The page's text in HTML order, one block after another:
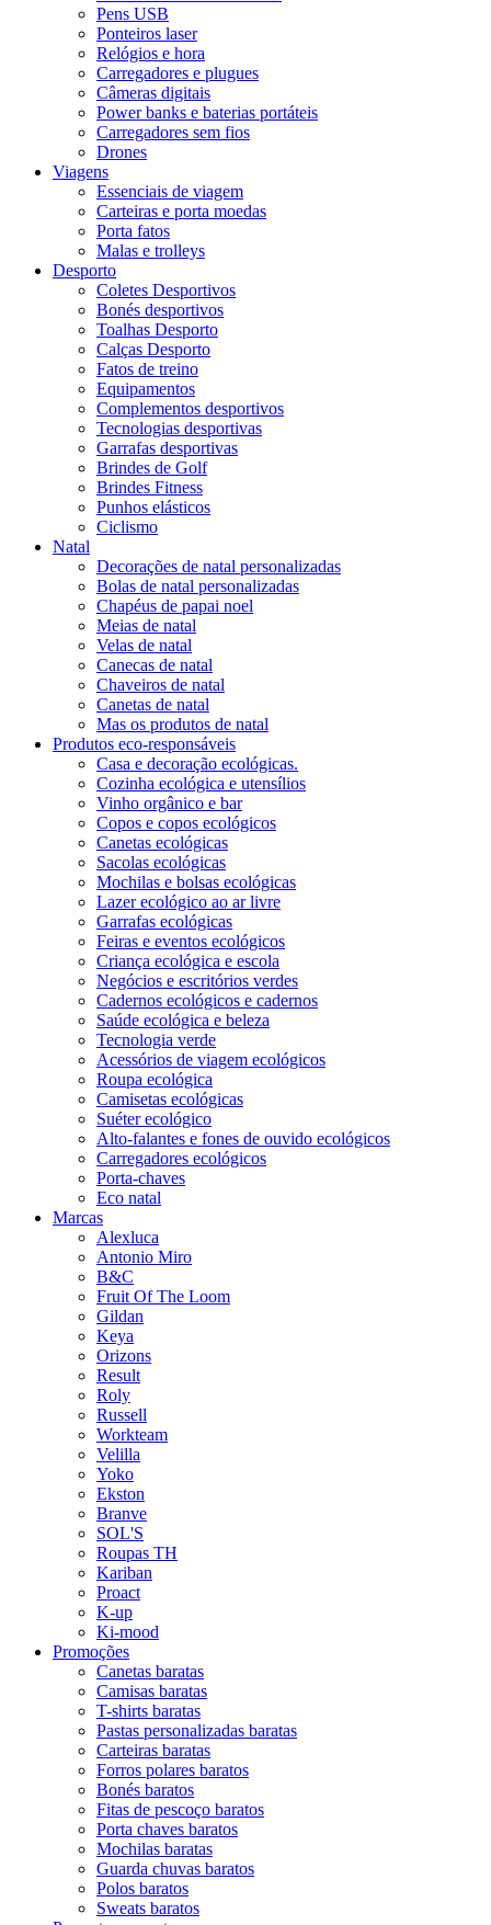
Pens USB
Ponteiros laser
Relógios e hora
Carregadores e plugues
Câmeras digitais
Power banks e baterias portáteis
Carregadores sem fios
Drones
Viagens
Essenciais de viagem
Carteiras e porta moedas
Porta fatos
Malas e trolleys
Desporto
Coletes Desportivos
Bonés desportivos
Toalhas Desporto
Calças Desporto
Fatos de treino
Equipamentos
Complementos desportivos
Tecnologias desportivas
Garrafas desportivas
Brindes de Golf
Brindes Fitness
Punhos elásticos
Ciclismo
Natal
Decorações de natal personalizadas
Bolas de natal personalizadas
Chapéus de papai noel
Meias de natal
Velas de natal
Canecas de natal
Chaveiros de natal
Canetas de natal
Mas os produtos de natal
Produtos eco-responsáveis
Casa e decoração ecológicas.
Cozinha ecológica e utensílios
Vinho orgânico e bar
Copos e copos ecológicos
Canetas ecológicas
Sacolas ecológicas
Mochilas e bolsas ecológicas
Lazer ecológico ao ar livre
Garrafas ecológicas
Feiras e eventos ecológicos
Criança ecológica e escola
Negócios e escritórios verdes
Cadernos ecológicos e cadernos
Saúde ecológica e beleza
Tecnologia verde
Acessórios de viagem ecológicos
Roupa ecológica
Camisetas ecológicas
Suéter ecológico
Alto-falantes e fones de ouvido ecológicos
Carregadores ecológicos
Porta-chaves
Eco natal
Marcas
Alexluca
Antonio Miro
B&C
Fruit Of The Loom
Gildan
Keya
Orizons
Result
Roly
Russell
Workteam
Velilla
Yoko
Ekston
Branve
SOL'S
Roupas TH
Kariban
Proact
K-up
Ki-mood
Promoções
Canetas baratas
Camisas baratas
T-shirts baratas
Pastas personalizadas baratas
Carteiras baratas
Forros polares baratos
Bonés baratos
Fitas de pescoço baratos
Porta chaves baratos
Mochilas baratas
Guarda chuvas baratos
Polos baratos
Sweats baratos